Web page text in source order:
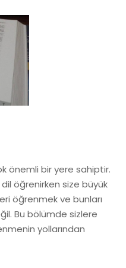
önemli bir yere sahiptir.
öğrenirken size büyük
öğrenmek ve bunları
Bu bölümde sizlere
yollarından